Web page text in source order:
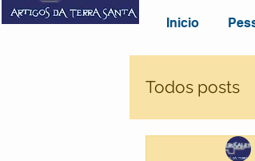
Inicio
Todos posts